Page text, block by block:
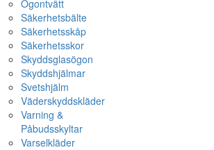
Ögontvätt
Säkerhetsbälte
Säkerhetsskåp
Säkerhetsskor
Skyddsglasögon
Skyddshjälmar
Svetshjälm
Väderskyddskläder
Varning &
Påbudsskyltar
Varselkläder